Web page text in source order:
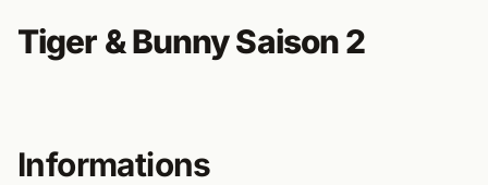
Tiger & Bunny Saison 2
Informations